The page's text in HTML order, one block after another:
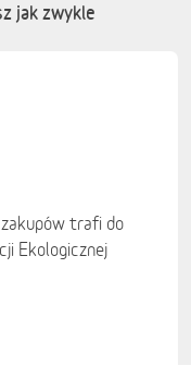
jak zwykle
trafi do
Ekologicznej